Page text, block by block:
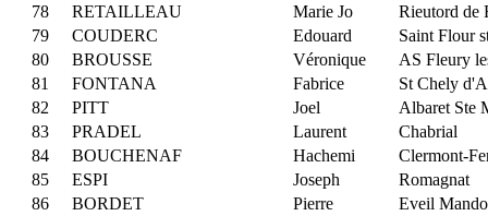
78
RETAILLEAU Marie Jo
Rieutord de
79
COUDERC Edouard
Saint Flour
80
BROUSSE Véronique
AS Fleury
81
FONTANA Fabrice
St Chely
82
PITT Joel
Albaret Ste
83
PRADEL Laurent
Chabrial
84
BOUCHENAF Hachemi
Clermont-
85
ESPI Joseph
Romagnat
86
BORDET Pierre
Eveil